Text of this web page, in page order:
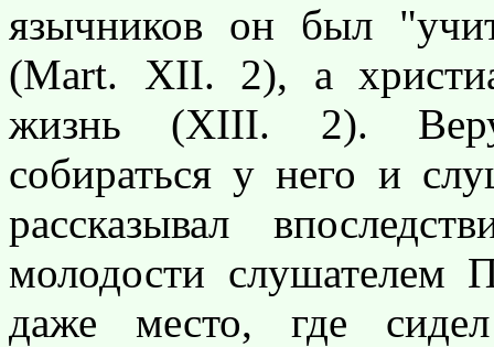
язычников он был
(Mart. XII. 2), а
жизнь (XIII. 2).
собираться у него и
рассказывал
молодости слушателем
даже место, где